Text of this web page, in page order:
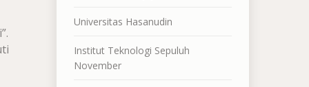
Universitas Hasanudin
Institut Teknologi Sepuluh
November